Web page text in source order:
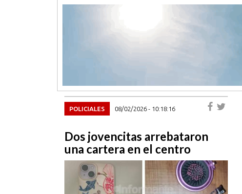
POLICIALES 08/02/2026 - 10:18:16
Dos jovencitas arrebataron
una cartera en el centro